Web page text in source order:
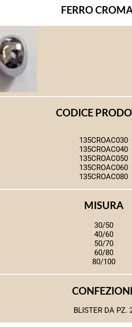
FERRO
CODICE
135CROAC030
135CROAC040
135CROAC050
135CROAC060
135CROAC080
MISURA
30/50
40/60
50/70
60/80
80/100
BLISTER DA PZ.